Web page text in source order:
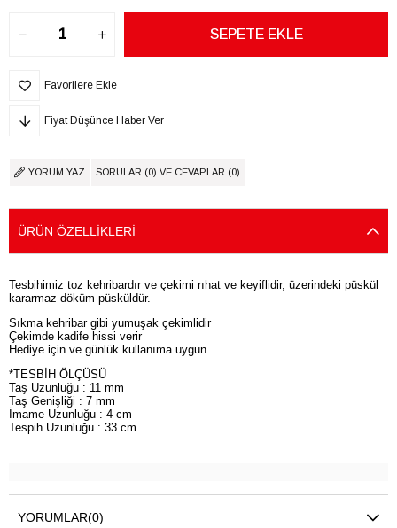
Favorilere Ekle
Fiyat Düşünce Haber Ver
YORUM YAZ SORULAR (0) VE CEVAPLAR (0)
ÜRÜN ÖZELLIKLERI
Tesbihimiz toz kehribardır ve çekimi rıhat ve keyiflidir, üzerindeki püskül
kararmaz döküm püsküldür.
Sıkma kehribar gibi yumuşak çekimlidir
Çekimde kadife hissi verir
Hediye için ve günlük kullanıma uygun.
*TESBİH ÖLÇÜSÜ
Taş Uzunluğu : 11 mm
Taş Genişliği : 7 mm
İmame Uzunluğu : 4 cm
Tespih Uzunluğu : 33 cm
YORUMLAR(0)